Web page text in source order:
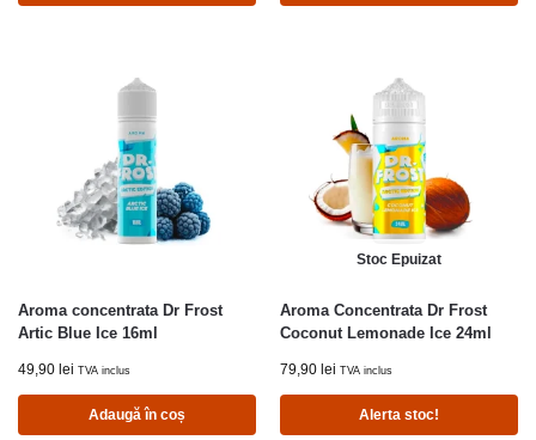
Aroma concentrata Dr Frost
Artic Blue Ice 16ml
49,90 lei TVA inclus
Adaugă în coș
Stoc Epuizat
Aroma Concentrata Dr Frost
Coconut Lemonade Ice 24ml
79,90 lei TVA inclus
Alerta stoc!